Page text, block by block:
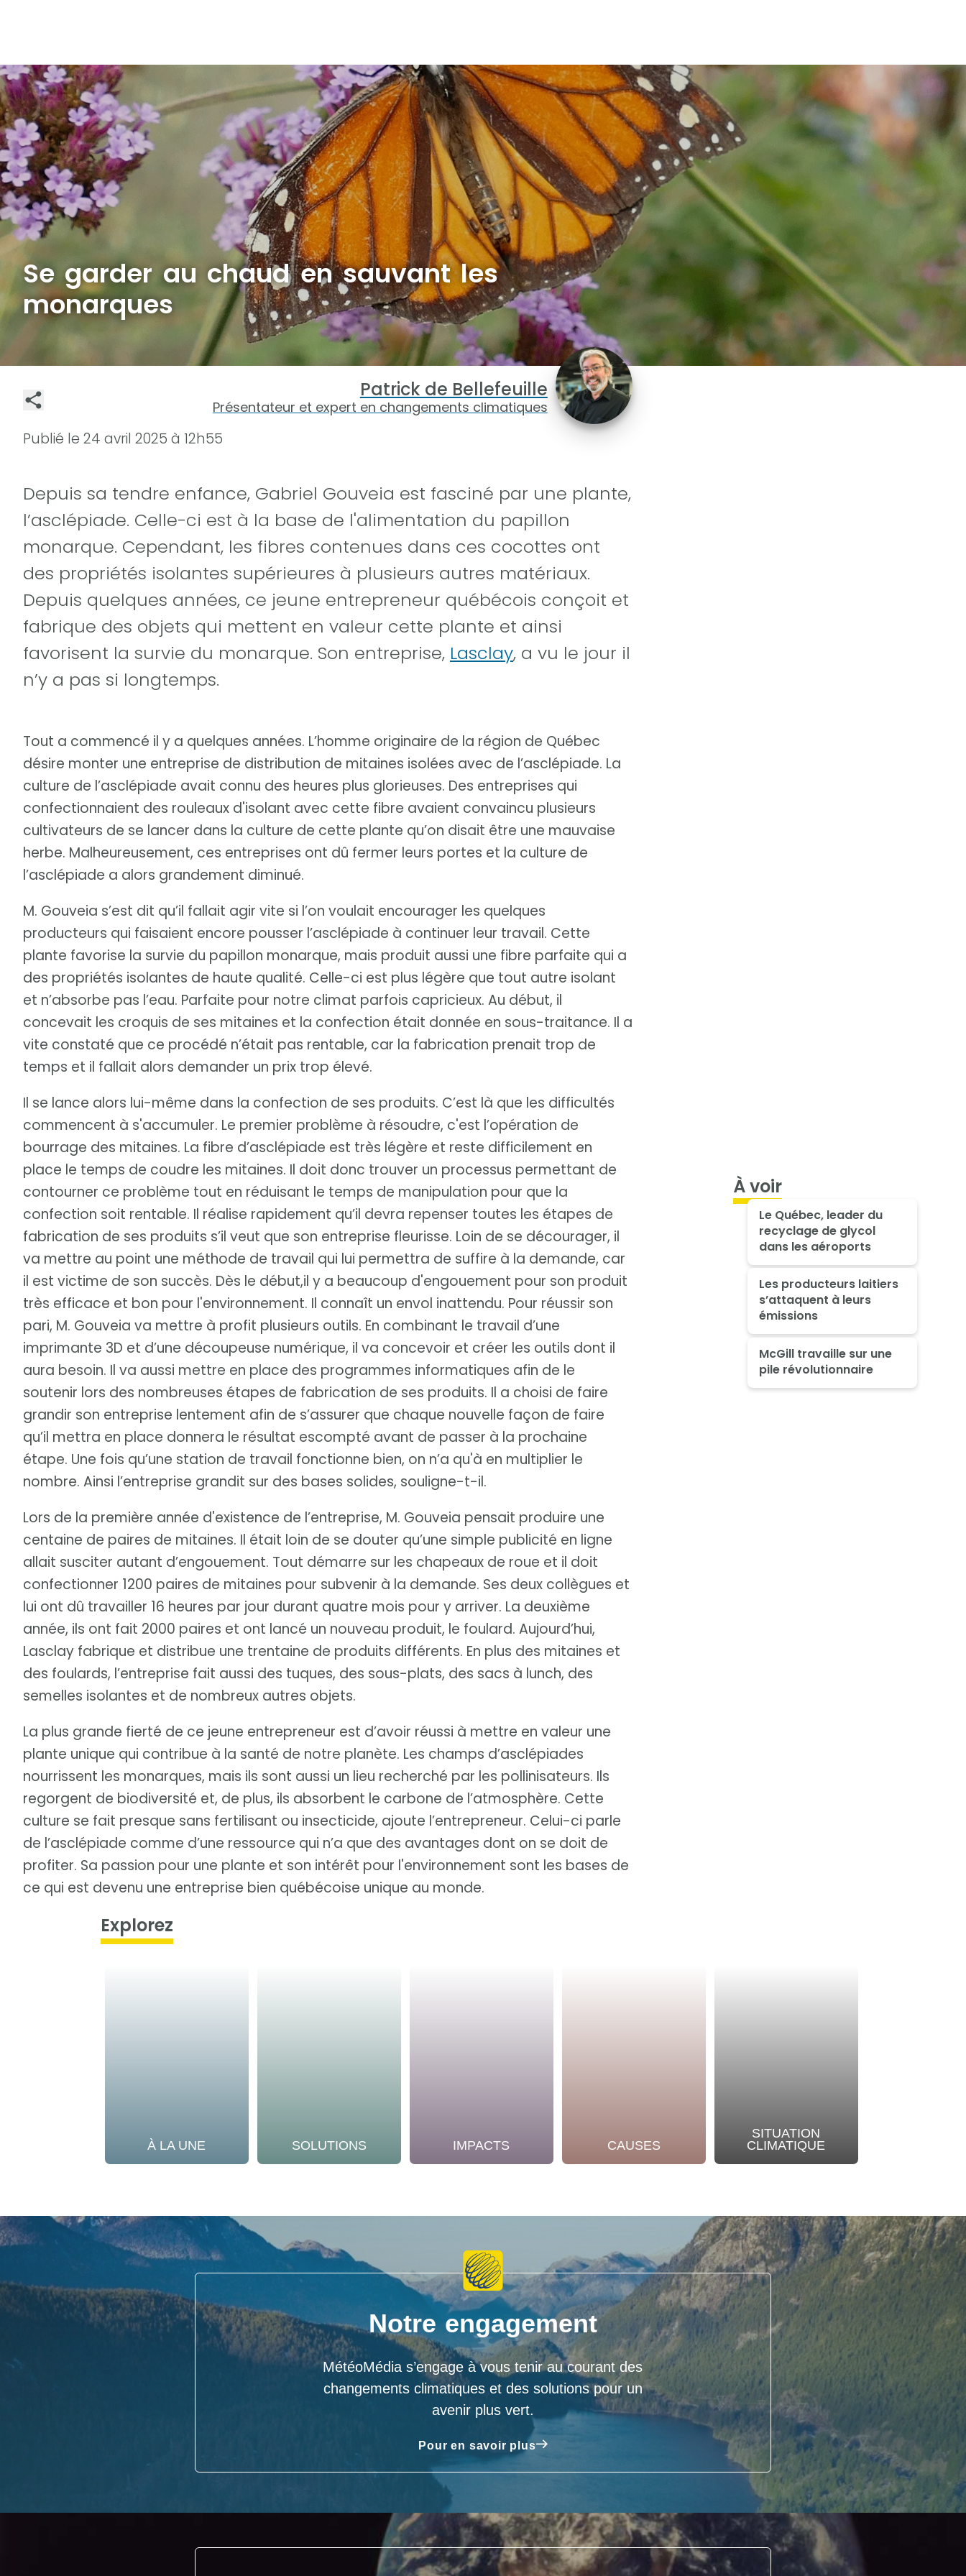
Se garder au chaud en sauvant les
monarques
Patrick de Bellefeuille
Présentateur et expert en changements climatiques
Publié le 24 avril 2025 à 12h55
Depuis sa tendre enfance, Gabriel Gouveia est fasciné par une plante,
l’asclépiade. Celle-ci est à la base de l'alimentation du papillon
monarque. Cependant, les fibres contenues dans ces cocottes ont
des propriétés isolantes supérieures à plusieurs autres matériaux.
Depuis quelques années, ce jeune entrepreneur québécois conçoit et
fabrique des objets qui mettent en valeur cette plante et ainsi
favorisent la survie du monarque. Son entreprise, Lasclay, a vu le jour il
n’y a pas si longtemps.
Tout a commencé il y a quelques années. L’homme originaire de la région de Québec
désire monter une entreprise de distribution de mitaines isolées avec de l’asclépiade. La
culture de l’asclépiade avait connu des heures plus glorieuses. Des entreprises qui
confectionnaient des rouleaux d'isolant avec cette fibre avaient convaincu plusieurs
cultivateurs de se lancer dans la culture de cette plante qu’on disait être une mauvaise
herbe. Malheureusement, ces entreprises ont dû fermer leurs portes et la culture de
l’asclépiade a alors grandement diminué.
M. Gouveia s’est dit qu’il fallait agir vite si l’on voulait encourager les quelques
producteurs qui faisaient encore pousser l’asclépiade à continuer leur travail. Cette
plante favorise la survie du papillon monarque, mais produit aussi une fibre parfaite qui a
des propriétés isolantes de haute qualité. Celle-ci est plus légère que tout autre isolant
et n’absorbe pas l’eau. Parfaite pour notre climat parfois capricieux. Au début, il
concevait les croquis de ses mitaines et la confection était donnée en sous-traitance. Il a
vite constaté que ce procédé n’était pas rentable, car la fabrication prenait trop de
temps et il fallait alors demander un prix trop élevé.
Il se lance alors lui-même dans la confection de ses produits. C’est là que les difficultés
commencent à s'accumuler. Le premier problème à résoudre, c'est l’opération de
bourrage des mitaines. La fibre d’asclépiade est très légère et reste difficilement en
place le temps de coudre les mitaines. Il doit donc trouver un processus permettant de
contourner ce problème tout en réduisant le temps de manipulation pour que la
confection soit rentable. Il réalise rapidement qu’il devra repenser toutes les étapes de
fabrication de ses produits s’il veut que son entreprise fleurisse. Loin de se décourager, il
va mettre au point une méthode de travail qui lui permettra de suffire à la demande, car
il est victime de son succès. Dès le début,il y a beaucoup d'engouement pour son produit
très efficace et bon pour l'environnement. Il connaît un envol inattendu. Pour réussir son
pari, M. Gouveia va mettre à profit plusieurs outils. En combinant le travail d’une
imprimante 3D et d’une découpeuse numérique, il va concevoir et créer les outils dont il
aura besoin. Il va aussi mettre en place des programmes informatiques afin de le
soutenir lors des nombreuses étapes de fabrication de ses produits. Il a choisi de faire
grandir son entreprise lentement afin de s’assurer que chaque nouvelle façon de faire
qu’il mettra en place donnera le résultat escompté avant de passer à la prochaine
étape. Une fois qu’une station de travail fonctionne bien, on n’a qu'à en multiplier le
nombre. Ainsi l’entreprise grandit sur des bases solides, souligne-t-il.
Lors de la première année d'existence de l’entreprise, M. Gouveia pensait produire une
centaine de paires de mitaines. Il était loin de se douter qu’une simple publicité en ligne
allait susciter autant d’engouement. Tout démarre sur les chapeaux de roue et il doit
confectionner 1200 paires de mitaines pour subvenir à la demande. Ses deux collègues et
lui ont dû travailler 16 heures par jour durant quatre mois pour y arriver. La deuxième
année, ils ont fait 2000 paires et ont lancé un nouveau produit, le foulard. Aujourd’hui,
Lasclay fabrique et distribue une trentaine de produits différents. En plus des mitaines et
des foulards, l’entreprise fait aussi des tuques, des sous-plats, des sacs à lunch, des
semelles isolantes et de nombreux autres objets.
La plus grande fierté de ce jeune entrepreneur est d’avoir réussi à mettre en valeur une
plante unique qui contribue à la santé de notre planète. Les champs d’asclépiades
nourrissent les monarques, mais ils sont aussi un lieu recherché par les pollinisateurs. Ils
regorgent de biodiversité et, de plus, ils absorbent le carbone de l’atmosphère. Cette
culture se fait presque sans fertilisant ou insecticide, ajoute l’entrepreneur. Celui-ci parle
de l’asclépiade comme d’une ressource qui n’a que des avantages dont on se doit de
profiter. Sa passion pour une plante et son intérêt pour l'environnement sont les bases de
ce qui est devenu une entreprise bien québécoise unique au monde.
À voir
Le Québec, leader du
recyclage de glycol
dans les aéroports
Les producteurs laitiers
s’attaquent à leurs
émissions
McGill travaille sur une
pile révolutionnaire
Explorez
À LA UNE SOLUTIONS IMPACTS CAUSES
SITUATION
CLIMATIQUE
Notre engagement
MétéoMédia s’engage à vous tenir au courant des
changements climatiques et des solutions pour un
avenir plus vert.
Pour en savoir plus